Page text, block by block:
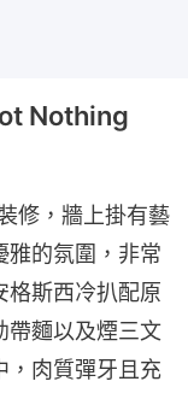
Nothing
修，牆上掛有藝
雅的氛圍，非常
格斯西冷扒配原
帶麵以及煙三文
，肉質彈牙且充